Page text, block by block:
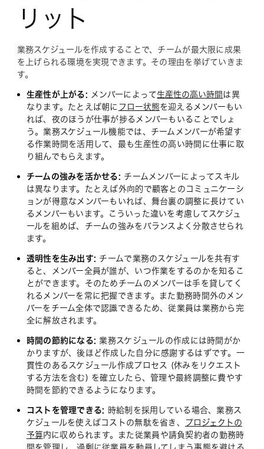
リット
業務スケジュールを作成することで、チームが最大限に成果
を上げられる環境を実現できます。その理由を挙げていきま
す。
生産性が上がる: メンバーによって生産性の高い時間 は異
なります。たとえば朝に フロー状態を迎えるメンバーもい
れば、夜のほうが仕事が捗るメンバーもいることでしょ
う。業務スケジュール機能では、チームメンバーが希望す
る作業時間を活用して、最も生産性の高い時間に仕事に取
り組んでもらえます。
チームの強みを活かせる: チームメンバーによってスキル
は異なります。たとえば外向的で顧客とのコミュニケーシ
ョンが得意なメンバーもいれば、舞台裏の調整に長けてい
るメンバーもいます。こういった違いを考慮してスケジュ
ールを組めば、チームの強みをバランスよく分散させられ
ます。
透明性を生み出す: チームで業務のスケジュールを共有す
ると、メンバー全員が誰が、いつ作業をするのかを知るこ
とができます。そのためチームのメンバーは手を貸してく
れるメンバーを常に把握できます。また勤務時間外のメン
バーをチーム全体で認識できるため、従業員は業務から完
全に解放されます。
時間の節約になる: 業務スケジュールの作成には時間がか
かりますが、後ほど作成した自分に感謝するはずです。一
貫性のあるスケジュール作成プロセス (休みをリクエスト
する方法を含む) を確立したら、管理や最終調整に費やす
時間を節約できるようになります。
コストを管理できる:
時給制を採用している場合、業務ス
ケジュールを使えばコストの無駄を省き、
プロジェクトの
予算内に収められます。また従業員や請負契約者の勤務時
間を管理し、過剰に従業員を動員してしまう事態を避ける